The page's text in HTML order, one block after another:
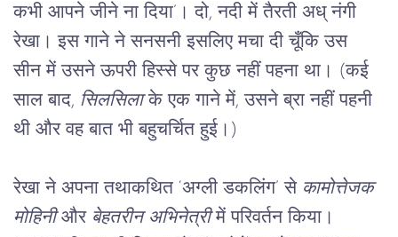
कभी आपने जीने ना दिया’। दो, नदी में तैरती अध् नंगी
रेखा। इस गाने ने सनसनी इसलिए मचा दी चूँकि उस
सीन में उसने ऊपरी हिस्से पर कुछ नहीं पहना था। (कई
साल बाद, सिलसिला के एक गाने में, उसने ब्रा नहीं पहनी
थी और वह बात भी बहुचर्चित हुई।)
रेखा ने अपना तथाकथित ‘अग्ली डकलिंग’ से कामोत्तेजक
मोहिनी और बेहतरीन अभिनेत्री में परिवर्तन किया।